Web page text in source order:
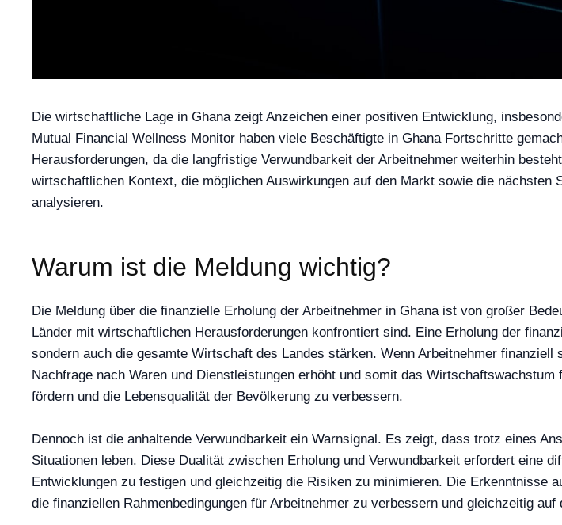
Die wirtschaftliche Lage in Ghana zeigt Anzeichen einer positiven Entwicklung,
Mutual Financial Wellness Monitor haben viele Beschäftigte in Ghana Fortschritte
Herausforderungen, da die langfristige Verwundbarkeit der Arbeitnehmer weiterhin
wirtschaftlichen Kontext, die möglichen Auswirkungen auf den Markt sowie die
analysieren.
Warum ist die Meldung wichtig?
Die Meldung über die finanzielle Erholung der Arbeitnehmer in Ghana ist von großer
Länder mit wirtschaftlichen Herausforderungen konfrontiert sind. Eine Erholung der
sondern auch die gesamte Wirtschaft des Landes stärken. Wenn Arbeitnehmer
Nachfrage nach Waren und Dienstleistungen erhöht und somit das
fördern und die Lebensqualität der Bevölkerung zu verbessern.
Dennoch ist die anhaltende Verwundbarkeit ein Warnsignal. Es zeigt, dass trotz eines
Situationen leben. Diese Dualität zwischen Erholung und Verwundbarkeit erfordert eine
Entwicklungen zu festigen und gleichzeitig die Risiken zu minimieren. Die Erkenntnisse
die finanziellen Rahmenbedingungen für Arbeitnehmer zu verbessern und gleichzeitig